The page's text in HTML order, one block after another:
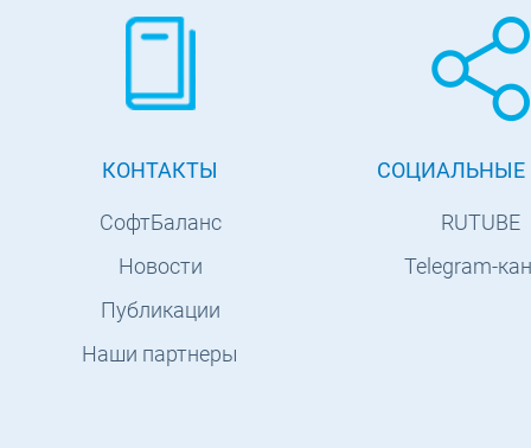
КОНТАКТЫ
СофтБаланс
Новости
Публикации
Наши партнеры
СОЦИАЛЬНЫЕ
RUTUBE
Telegram-